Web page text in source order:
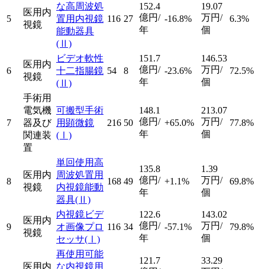
5
医用内
視鏡
な高周波処
置用内視鏡
能動器具
(Ⅱ)
116 27
152.4
億円/
年
-16.8%
19.07
万円/
個
6.3%
6
医用内
視鏡
ビデオ軟性
十二指腸鏡
(Ⅱ)
54 8
151.7
億円/
年
-23.6%
146.53
万円/
個
72.5%
7
手術用
電気機
器及び
関連装
置
可搬型手術
用顕微鏡
(Ⅰ)
216 50
148.1
億円/
年
+65.0%
213.07
万円/
個
77.8%
8
医用内
視鏡
単回使用高
周波処置用
内視鏡能動
器具(Ⅱ)
168 49
135.8
億円/
年
+1.1%
1.39
万円/
個
69.8%
9
医用内
視鏡
内視鏡ビデ
オ画像プロ
セッサ(Ⅰ)
116 34
122.6
億円/
年
-57.1%
143.02
万円/
個
79.8%
医用内
再使用可能
な内視鏡用
121.7
33.29